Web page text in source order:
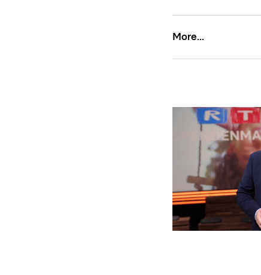
More...